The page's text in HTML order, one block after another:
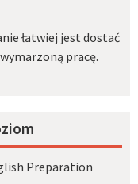
łatwiej jest dostać
pracę.
Preparation